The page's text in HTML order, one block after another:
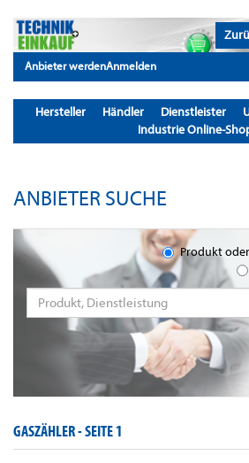
Anbieter werdenAnmelden
Hersteller Händler Dienstleister
Industrie Online-
ANBIETER SUCHE
Produkt
GASZÄHLER -SEITE 1